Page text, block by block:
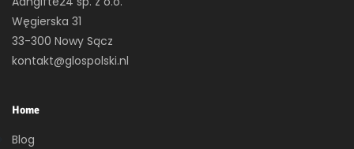
Węgierska 31
33-300 Nowy Sącz
kontakt@glospolski.nl
Home
Blog